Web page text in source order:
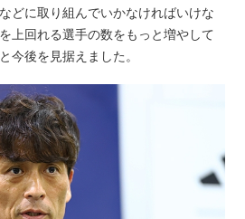
どに取り組んでいかなければいけな
上回れる選手の数をもっと増やして
今後を見据えました。